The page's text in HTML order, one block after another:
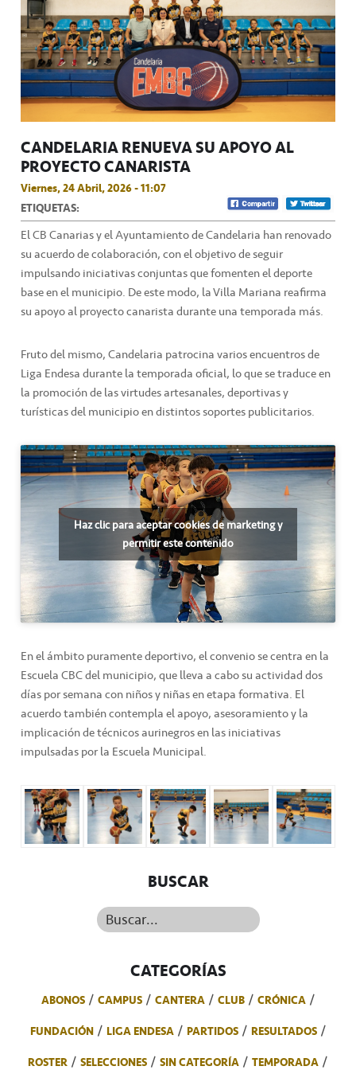
CANDELARIA RENUEVA SU APOYO AL
PROYECTO CANARISTA
Viernes, 24 Abril, 2026 - 11:07
ETIQUETAS:
El CB Canarias y el Ayuntamiento de Candelaria han renovado
su acuerdo de colaboración, con el objetivo de seguir
impulsando iniciativas conjuntas que fomenten el deporte
base en el municipio. De este modo, la Villa Mariana reafirma
su apoyo al proyecto canarista durante una temporada más.
Fruto del mismo, Candelaria patrocina varios encuentros de
Liga Endesa durante la temporada oficial, lo que se traduce en
la promoción de las virtudes artesanales, deportivas y
turísticas del municipio en distintos soportes publicitarios.
Haz clic para aceptar cookies de marketing y
permitir este contenido
En el ámbito puramente deportivo, el convenio se centra en la
Escuela CBC del municipio, que lleva a cabo su actividad dos
días por semana con niños y niñas en etapa formativa. El
acuerdo también contempla el apoyo, asesoramiento y la
implicación de técnicos aurinegros en las iniciativas
impulsadas por la Escuela Municipal.
BUSCAR
Buscar...
CATEGORÍAS
ABONOS CAMPUS CANTERA CLUB
CRÓNICA
FUNDACIÓN
LIGA ENDESA PARTIDOS
RESULTADOS
ROSTER
SELECCIONES SIN CATEGORÍA TEMPORADA